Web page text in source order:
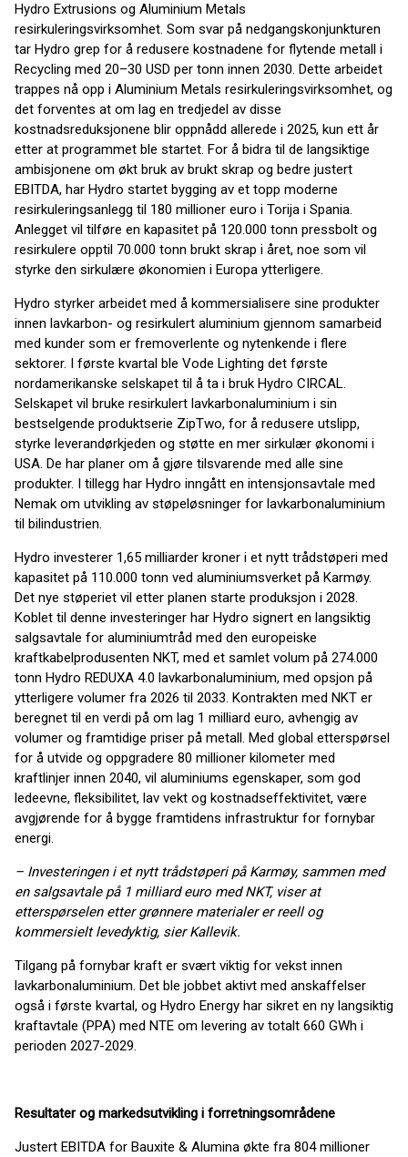
Hydro Extrusions og Aluminium Metals
resirkuleringsvirksomhet. Som svar på nedgangskonjunkturen
tar Hydro grep for å redusere kostnadene for flytende metall i
Recycling med 20–30 USD per tonn innen 2030. Dette arbeidet
trappes nå opp i Aluminium Metals resirkuleringsvirksomhet, og
det forventes at om lag en tredjedel av disse
kostnadsreduksjonene blir oppnådd allerede i 2025, kun ett år
etter at programmet ble startet. For å bidra til de langsiktige
ambisjonene om økt bruk av brukt skrap og bedre justert
EBITDA, har Hydro startet bygging av et topp moderne
resirkuleringsanlegg til 180 millioner euro i Torija i Spania.
Anlegget vil tilføre en kapasitet på 120.000 tonn pressbolt og
resirkulere opptil 70.000 tonn brukt skrap i året, noe som vil
styrke den sirkulære økonomien i Europa ytterligere.
Hydro styrker arbeidet med å kommersialisere sine produkter
innen lavkarbon- og resirkulert aluminium gjennom samarbeid
med kunder som er fremoverlente og nytenkende i flere
sektorer. I første kvartal ble Vode Lighting det første
nordamerikanske selskapet til å ta i bruk Hydro CIRCAL.
Selskapet vil bruke resirkulert lavkarbonaluminium i sin
bestselgende produktserie ZipTwo, for å redusere utslipp,
styrke leverandørkjeden og støtte en mer sirkulær økonomi i
USA. De har planer om å gjøre tilsvarende med alle sine
produkter. I tillegg har Hydro inngått en intensjonsavtale med
Nemak om utvikling av støpeløsninger for lavkarbonaluminium
til bilindustrien.
Hydro investerer 1,65 milliarder kroner i et nytt trådstøperi med
kapasitet på 110.000 tonn ved aluminiumsverket på Karmøy.
Det nye støperiet vil etter planen starte produksjon i 2028.
Koblet til denne investeringer har Hydro signert en langsiktig
salgsavtale for aluminiumtråd med den europeiske
kraftkabelprodusenten NKT, med et samlet volum på 274.000
tonn Hydro REDUXA 4.0 lavkarbonaluminium, med opsjon på
ytterligere volumer fra 2026 til 2033. Kontrakten med NKT er
beregnet til en verdi på om lag 1 milliard euro, avhengig av
volumer og framtidige priser på metall. Med global etterspørsel
for å utvide og oppgradere 80 millioner kilometer med
kraftlinjer innen 2040, vil aluminiums egenskaper, som god
ledeevne, fleksibilitet, lav vekt og kostnadseffektivitet, være
avgjørende for å bygge framtidens infrastruktur for fornybar
energi.
– Investeringen i et nytt trådstøperi på Karmøy, sammen med
en salgsavtale på 1 milliard euro med NKT, viser at
etterspørselen etter grønnere materialer er reell og
kommersielt levedyktig, sier Kallevik.
Tilgang på fornybar kraft er svært viktig for vekst innen
lavkarbonaluminium. Det ble jobbet aktivt med anskaffelser
også i første kvartal, og Hydro Energy har sikret en ny langsiktig
kraftavtale (PPA) med NTE om levering av totalt 660 GWh i
perioden 2027-2029.
Resultater og markedsutvikling i forretningsområdene
Justert EBITDA for Bauxite & Alumina økte fra 804 millioner